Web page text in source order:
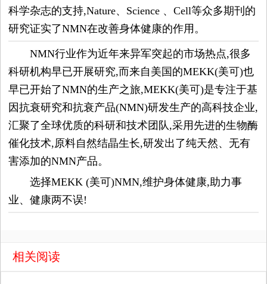
科学杂志的支持,Nature、Science 、Cell等众多期刊的
研究证实了NMN在改善身体健康的作用。
NMN行业作为近年来异军突起的市场热点,很多
科研机构早已开展研究,而来自美国的MEKK(美可)也
早已开始了NMN的生产之旅,MEKK(美可)是专注于基
因抗衰研究和抗衰产品(NMN)研发生产的高科技企业,
汇聚了全球优质的科研和技术团队,采用先进的生物酶
催化技术,原料自然结晶生长,研发出了纯天然、无有
害添加的NMN产品。
选择MEKK (美可)NMN,维护身体健康,助力事
业、健康两不误!
相关阅读